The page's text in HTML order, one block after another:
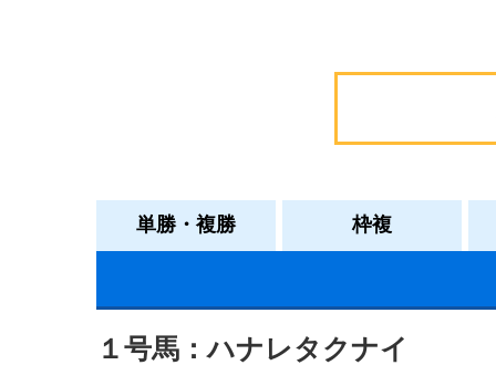
単勝・複勝 枠複
１号馬：ハナレタクナイ